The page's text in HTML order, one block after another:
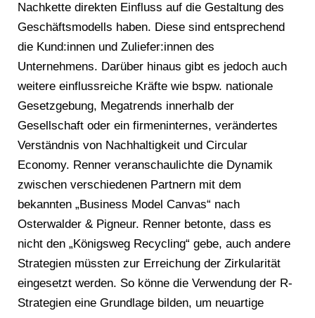
Nachkette direkten Einfluss auf die Gestaltung des
Geschäftsmodells haben. Diese sind entsprechend
die Kund:innen und Zuliefer:innen des
Unternehmens. Darüber hinaus gibt es jedoch auch
weitere einflussreiche Kräfte wie bspw. nationale
Gesetzgebung, Megatrends innerhalb der
Gesellschaft oder ein firmeninternes, verändertes
Verständnis von Nachhaltigkeit und Circular
Economy. Renner veranschaulichte die Dynamik
zwischen verschiedenen Partnern mit dem
bekannten „Business Model Canvas“ nach
Osterwalder & Pigneur. Renner betonte, dass es
nicht den „Königsweg Recycling“ gebe, auch andere
Strategien müssten zur Erreichung der Zirkularität
eingesetzt werden. So könne die Verwendung der R-
Strategien eine Grundlage bilden, um neuartige